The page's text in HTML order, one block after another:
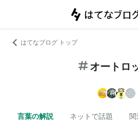
はてなブログ トップ
オートロ
言葉の解説 ネットで話題